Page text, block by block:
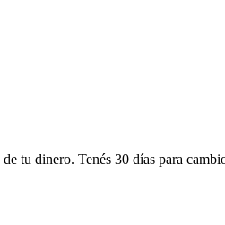
tu dinero. Tenés 30 días para